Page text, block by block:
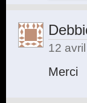
12
Merci